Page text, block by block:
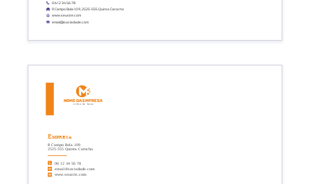
email@sociedade.com
www.seusite.com
06 12 34 56 78
R Campo Bola 109, 2525-555 Quinta Carocho
www.seusite.com
R Campo Bola 109
2525-555 Quinta Carocho
06 12 34 56 78
email@sociedade.com
Empresa
Nome da empresa
Linha de base